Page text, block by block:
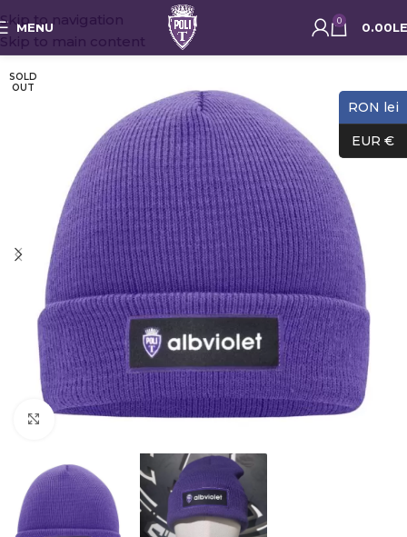
Skip to navigation
Skip to main content
MENU 0 0.00
SOLD
OUT
Click to enlarge
RON lei
EUR €